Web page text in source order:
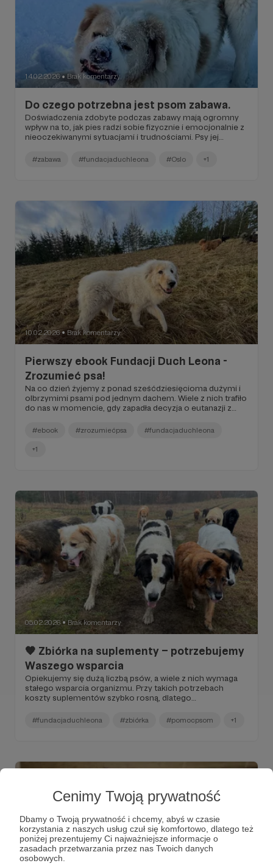
Cenimy Twoją prywatność
Dbamy o Twoją prywatność i chcemy, abyś w czasie
korzystania z naszych usług czuł się komfortowo, dlatego też
poniżej prezentujemy Ci najważniejsze informacje o
zasadach przetwarzania przez nas Twoich danych
osobowych.
14.02.2026 ● Brak komentarzy
Do czego potrzebna jest psom zabawa.
Doświadczenia zdobyte podczas zabawy mają ogromny
wpływ na to, jak pies radzi sobie fizycznie i emocjonalnie z
nieoczekiwanymi sytuacjami i trudnościami. Psy jej
#zabawa #fundacjaduchleona #Oslo +1
10.02.2026 ● Brak komentarzy
Pierwszy ebook Fundacji Duch Leona -
Zrozumieć psa!
Na co dzień żyjemy z ponad sześćdziesięcioma dużymi i
olbrzymimi psami pod jednym dachem. Wiele z nich trafiło
do nas w momencie, gdy zapadła decyzja o eutanazji z
psy, funkcjonują spokojnie – z innymi psami i z ludźmi. Ten
ebook jest odpowiedzią na pytanie: "jak to jest możliwe?
#ebook #zrozumiećpsa #fundacjaduchleona
+1
05.02.2026 ● Brak komentarzy
🧡 Zbiórka na suplementy – potrzebujemy
Waszego wsparcia
Opiekujemy się dużą liczbą psów, a wiele z nich wymaga
stałego wsparcia organizmu. Przy takich potrzebach
koszty suplementów szybko rosną, dlatego
wesprzeć jednorazową, dodatkową wpłatą — niezależnie
od patronatu, również jeśli nie jest on już aktywny.
#fundacjaduchleona #zbiórka #pomocpsom +1